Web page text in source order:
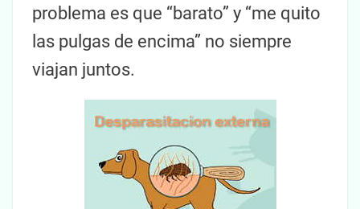
problema es que “barato” y “me quito
las pulgas de encima” no siempre
viajan juntos.